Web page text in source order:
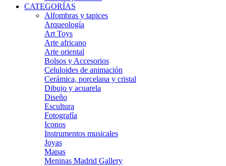
CATEGORÍAS
Alfombras y tapices
Arqueología
Art Toys
Arte africano
Arte oriental
Bolsos y Accesorios
Celuloides de animación
Cerámica, porcelana y cristal
Dibujo y acuarela
Diseño
Escultura
Fotografía
Iconos
Instrumentos musicales
Joyas
Mapas
Meninas Madrid Gallery